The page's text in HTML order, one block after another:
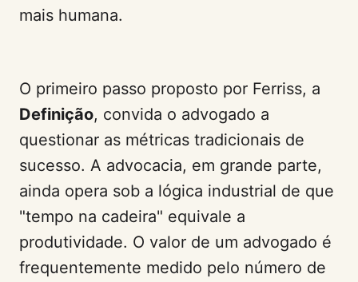
mais humana.
O primeiro passo proposto por Ferriss, a
Definição, convida o advogado a
questionar as métricas tradicionais de
sucesso. A advocacia, em grande parte,
ainda opera sob a lógica industrial de que
"tempo na cadeira" equivale a
produtividade. O valor de um advogado é
frequentemente medido pelo número de